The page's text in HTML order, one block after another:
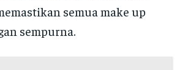
semua make up
sempurna.